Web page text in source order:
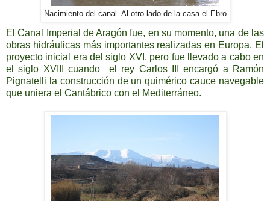
Nacimiento del canal. Al otro lado de la casa el Ebro
El Canal Imperial de Aragón fue, en su momento, una de las
obras hidráulicas más importantes realizadas en Europa. El
proyecto inicial era del siglo XVI, pero fue llevado a cabo en
el siglo XVIII cuando el rey Carlos III encargó a Ramón
Pignatelli la construcción de un quimérico cauce navegable
que uniera el Cantábrico con el Mediterráneo.